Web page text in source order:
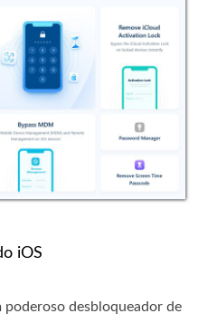
iOS
poderoso desbloqueador de